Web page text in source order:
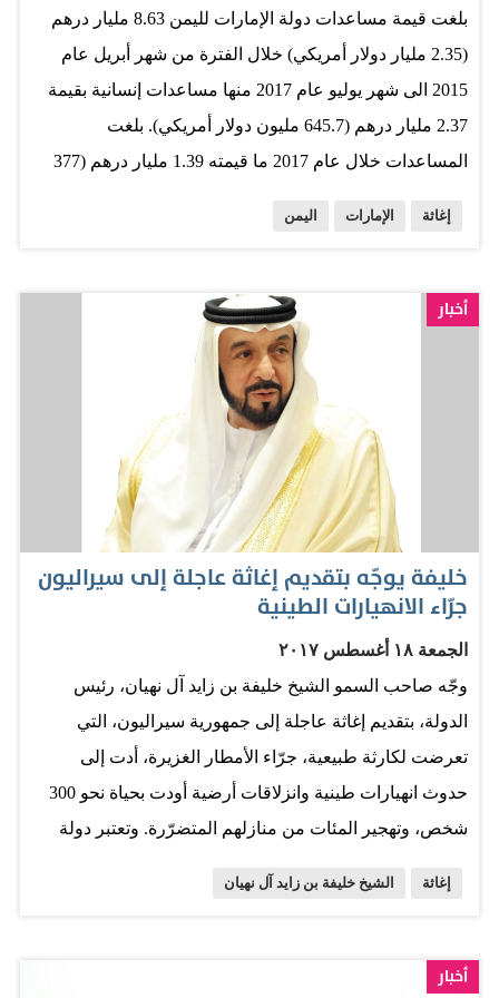
البلدان الثلاثة. وتناول الاجتماع أيضاً بحث احتياجات التمويل
الحادة في تلك الدول الثلاث، فضلاً عن استعراض الخيارات
المبتكرة لمنع نشوء الأزمات والتخفيف من حدتها، وسبل
معالجة قضايا وصول المساعدات الإنسانية وتعزيز القدرات
المحلية، بما في ذلك الاعتماد على التقنيات الواعدة مثل
التمويل…
بلغت قيمة مساعدات دولة الإمارات لليمن 8.63 مليار درهم
(2.35 مليار دولار أمريكي) خلال الفترة من شهر أبريل عام
2015 الى شهر يوليو عام 2017 منها مساعدات إنسانية بقيمة
2.37 مليار درهم (645.7 مليون دولار أمريكي). بلغت
المساعدات خلال عام 2017 ما قيمته 1.39 مليار درهم (377
مليون دولار امريكي) لدعم أنشطة المنظمة الصحية في
الميدان ومكافحة مرض الكوليرا ضمن خطة الأمم المتحدة
للاستجابة في اليمن. وقد استحوذت المساعدات التنموية على
(1.70 مليار دولار أمريكي) وذلك للمساهمة في جهود إعادة
الاعمار في عديد من المحافظات اليمنية المحررة وتوفير سبل
المعيشة والاستقرار في عديد من المجالات، حيث شملت
المساعدات المقدمة ما يقرب من 13 قطاعاً رئيسيا من
شمولية المساعدات الإماراتية واحتوائها لكافة مظاهر الحياة
في اليمن والذي يسهم في توفير الاستقرار والتنمية في تلك
المحافظات وغيرها من المناطق اليمنية. وكان من أبرز
قطاعات المساعدات الإماراتية قطاع "دعم البرامج العامة"
الذي بلغت قيمته 3.64…
إغاثة الإمارات اليمن
أخبار
خليفة يوجّه بتقديم إغاثة عاجلة إلى سيراليون
جرّاء الانهيارات الطينية
الجمعة ١٨ أغسطس ٢٠١٧
وجّه صاحب السمو الشيخ خليفة بن زايد آل نهيان، رئيس
الدولة، بتقديم إغاثة عاجلة إلى جمهورية سيراليون، التي
تعرضت لكارثة طبيعية، جرّاء الأمطار الغزيرة، أدت إلى
حدوث انهيارات طينية وانزلاقات أرضية أودت بحياة نحو 300
شخص، وتهجير المئات من منازلهم المتضرّرة. وتعتبر دولة
إغاثة الشيخ خليفة بن زايد آل نهيان
أخبار